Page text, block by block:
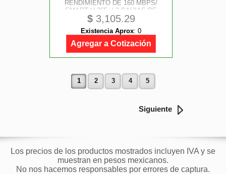
RENDIMIENTO DE 160 MBPS/
SMART H.265+/ 2 BAHIAS DE
DISCOS DUROS/ 4 AND 2 E AND S
DE ALARMAS/ HDMI AND VGA/
SOPORTA CAMARAS WIZSENSE/
4 CANALES SMD PLU
$3,105.29
Existencia Aprox: 0
Agregar a Cotización
1 2 3 4 5
Siguiente
Los precios de los productos mostrados incluyen IVA y se
muestran en pesos mexicanos.
No nos hacemos responsables por errores de captura.